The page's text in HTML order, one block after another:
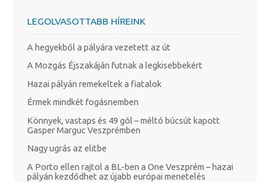
LEGOLVASOTTABB HÍREINK
A hegyekből a pályára vezetett az út
A Mozgás Éjszakáján futnak a legkisebbekért
Hazai pályán remekeltek a fiatalok
Érmek mindkét fogásnemben
Könnyek, vastaps és 49 gól – méltó búcsút kapott
Gasper Marguc Veszprémben
Nagy ugrás az elitbe
A Porto ellen rajtol a BL-ben a One Veszprém – hazai
pályán kezdődhet az újabb európai menetelés